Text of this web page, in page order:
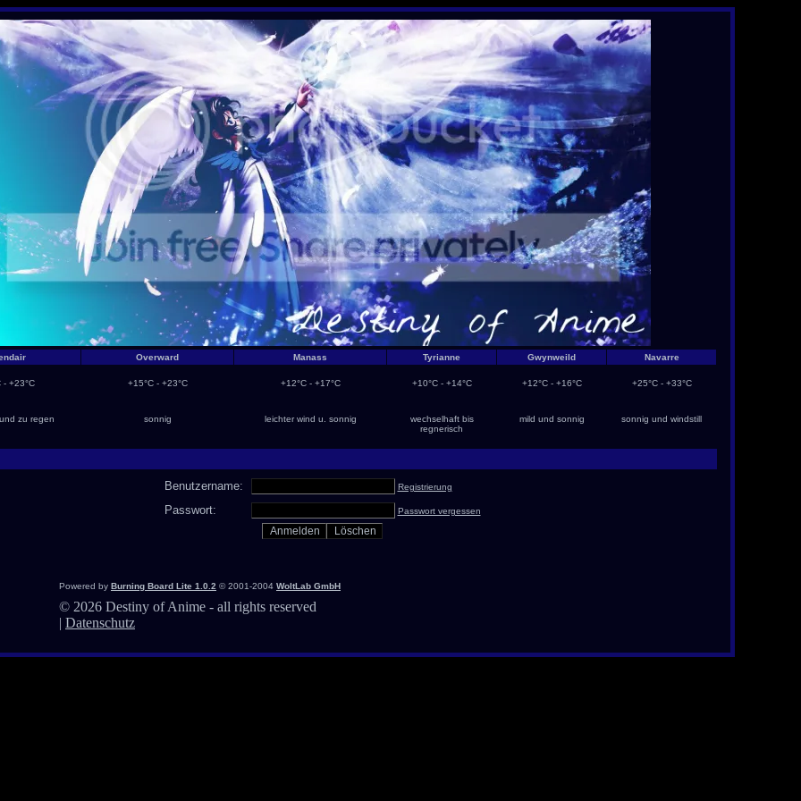
Overward Manass Tyrianne Gwynweild Navarre
- +23°C +15°C - +23°C +12°C - +17°C +10°C - +14°C +12°C - +16°C +25°C - +33°C
zu regen sonnig leichter wind u. sonnig
wechselhaft bis
regnerisch
mild und sonnig sonnig und windstill
Benutzername:
Registrierung
Passwort: Passwort vergessen
Powered by Burning Board Lite 1.0.2 © 2001-2004 WoltLab GmbH
© 2026 Destiny of Anime - all rights reserved
| Datenschutz